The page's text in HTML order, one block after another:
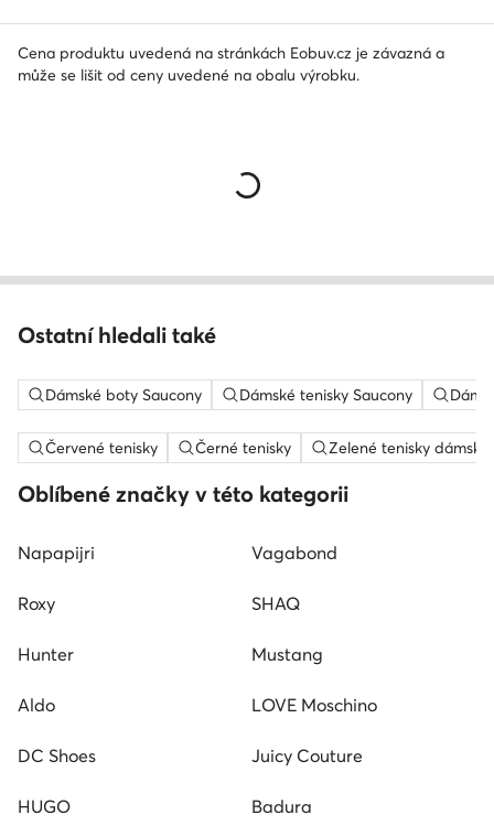
Cena produktu uvedená na stránkách Eobuv.cz je závazná a
může se lišit od ceny uvedené na obalu výrobku.
Ostatní hledali také
Dámské boty Saucony Dámské tenisky Saucony
Červené tenisky Černé tenisky Zelené tenisky dámské
Oblíbené značky v této kategorii
Napapijri Vagabond
Roxy SHAQ
Hunter Mustang
Aldo LOVE Moschino
DC Shoes Juicy Couture
HUGO Badura